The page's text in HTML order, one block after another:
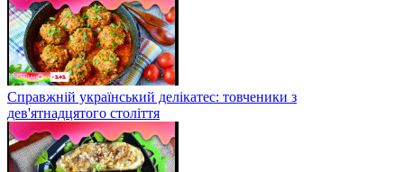
Справжній український делікатес: товченики з
дев'ятнадцятого століття